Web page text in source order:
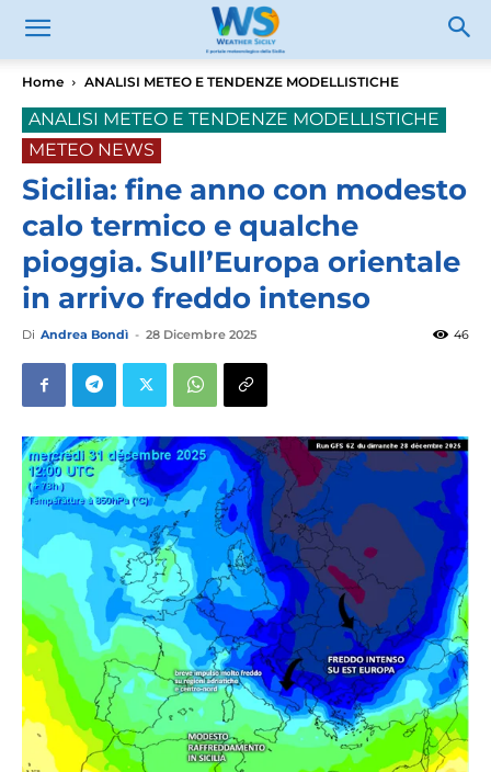
Home ANALISI METEO E TENDENZE MODELLISTICHE
ANALISI METEO E TENDENZE MODELLISTICHE
METEO NEWS
Sicilia: fine anno con modesto
calo termico e qualche
pioggia. Sull’Europa orientale
in arrivo freddo intenso
Di Andrea Bondì - 28 Dicembre 2025 46